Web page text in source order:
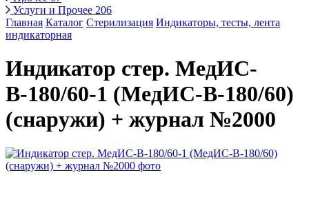
Услуги и Прочее 206
Главная Каталог Стерилизация Индикаторы, тесты, лента
индикаторная
Индикатор стер. МедИС-
В-180/60-1 (МедИС-В-180/60)
(снаружи) + журнал №2000